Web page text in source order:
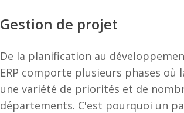
Gestion de projet
De la planification au
ERP comporte plusieurs phases
une variété de priorités et de
départements. C'est pourquoi un